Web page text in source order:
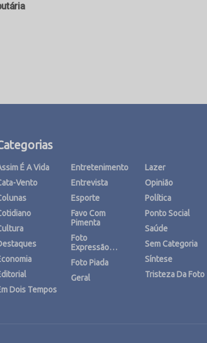
É A Vida
Vento
Dois Tempos
Entretenimento
Entrevista
Esporte
Favo Com
Pimenta
Foto
Expressão…
Foto Piada
Geral
Lazer
Opinião
Política
Ponto Social
Saúde
Sem Categoria
Síntese
Tristeza Da Foto